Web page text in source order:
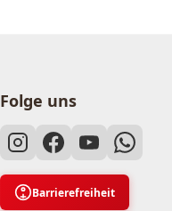
Folge uns
Barrierefreiheit